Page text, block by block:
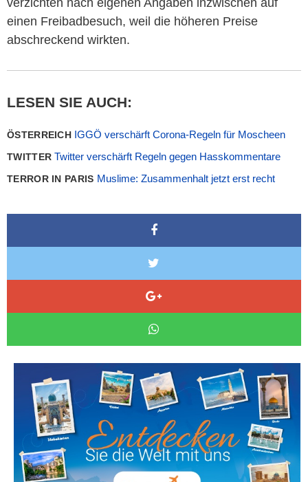
verzichten nach eigenen Angaben inzwischen auf
einen Freibadbesuch, weil die höheren Preise
abschreckend wirkten.
LESEN SIE AUCH:
ÖSTERREICH IGGÖ verschärft Corona-Regeln für Moscheen
TWITTERTwitter verschärft Regeln gegen Hasskommentare
TERROR IN PARIS Muslime: Zusammenhalt jetzt erst recht